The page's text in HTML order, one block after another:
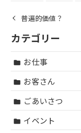
普遍的価値？
カテゴリー
folder お仕事
folder お客さん
folder ごあいさつ
folder イベント